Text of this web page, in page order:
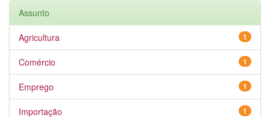
Assunto
1
Agricultura
1
Comércio
1
Emprego
1
Importação